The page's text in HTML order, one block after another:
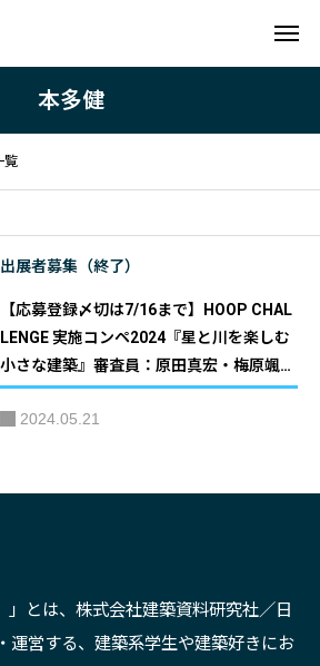
本多健
覧
出展者募集（終了）
【応募登録〆切は7/16まで】HOOP CHAL
LENGE 実施コンペ2024『星と川を楽しむ
小さな建築』審査員：原田真宏・梅原颯
大・本多健｜主催：株式会社HOOP
2024.05.21
」とは、株式会社建築資料研究社／日
運営する、建築系学生や建築好きにお